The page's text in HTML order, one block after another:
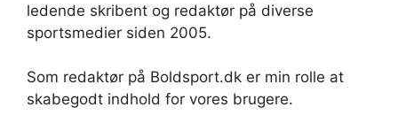
ledende skribent og redaktør på diverse
sportsmedier siden 2005.
Som redaktør på Boldsport.dk er min rolle at
skabegodt indhold for vores brugere.